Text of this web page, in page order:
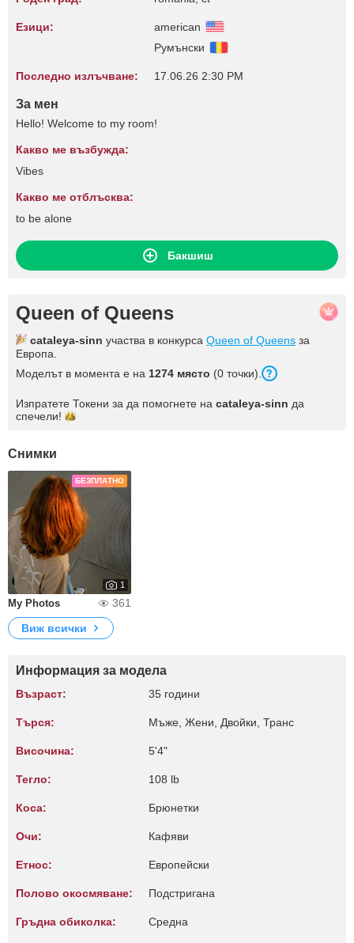
Езици:
american
Румънски
Последно излъчване: 17.06.26 2:30 PM
За мен
Hello! Welcome to my room!
Какво ме възбужда:
Vibes
Какво ме отблъсква:
to be alone
Бакшиш
Queen of Queens
cataleya-sinn участва в конкурса Queen of Queens за
Европа.
Моделът в момента е на 1274 място (0 точки).
Изпратете Токени за да помогнете на cataleya-sinn да
спечели!
Снимки
БЕЗПЛАТНО
1
My Photos
361
Виж всички
Информация за модела
Възраст: 35 години
Търся: Мъже, Жени, Двойки, Транс
Височина: 5'4"
Тегло: 108 lb
Коса: Брюнетки
Очи: Кафяви
Етнос: Европейски
Полово окосмяване: Подстригана
Гръдна обиколка: Среднa